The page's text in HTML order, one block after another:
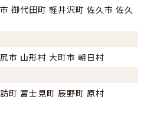
御代田町 軽井沢町 佐久市 佐久
市 山形村 大町市 朝日村
町 富士見町 辰野町 原村